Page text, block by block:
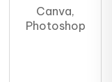
Canva,
Photoshop